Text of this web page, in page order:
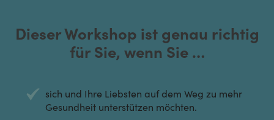
Dieser Workshop ist genau richtig
für Sie, wenn Sie …
sich und Ihre Liebsten auf dem Weg zu mehr
Gesundheit unterstützen möchten.